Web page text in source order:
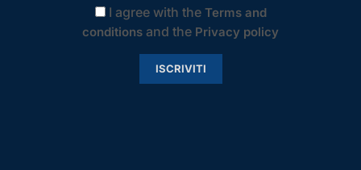
I agree with the Terms and
conditions and the Privacy policy
ISCRIVITI